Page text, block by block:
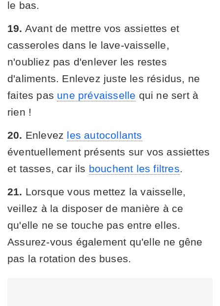
le bas.
19. Avant de mettre vos assiettes et
casseroles dans le lave-vaisselle,
n'oubliez pas d'enlever les restes
d'aliments. Enlevez juste les résidus, ne
faites pas une prévaisselle qui ne sert à
rien !
20. Enlevez les autocollants
éventuellement présents sur vos assiettes
et tasses, car ils bouchent les filtres.
21. Lorsque vous mettez la vaisselle,
veillez à la disposer de manière à ce
qu'elle ne se touche pas entre elles.
Assurez-vous également qu'elle ne gêne
pas la rotation des buses.